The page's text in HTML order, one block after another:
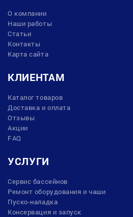
О компании
Наши работы
Статьи
Контакты
Карта сайта
КЛИЕНТАМ
Каталог товаров
Доставка и оплата
Отзывы
Акции
FAQ
УСЛУГИ
Сервис бассейнов
Ремонт оборудования и чаши
Пуско-наладка
Консервация и запуск